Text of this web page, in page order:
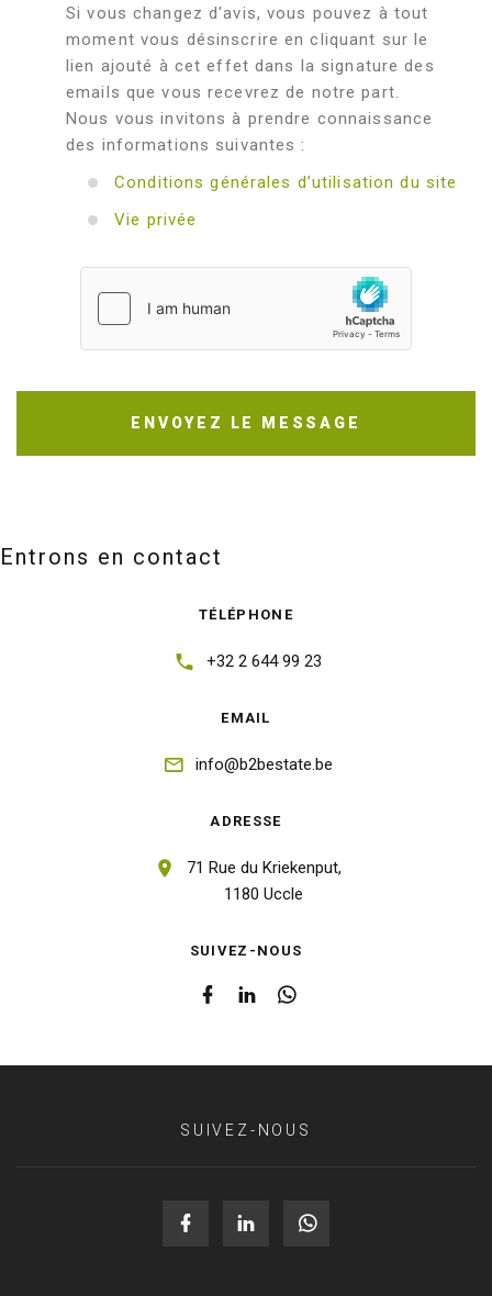
Si vous changez d'avis, vous pouvez à tout
moment vous désinscrire en cliquant sur le
lien ajouté à cet effet dans la signature des
emails que vous recevrez de notre part.
Nous vous invitons à prendre connaissance
des informations suivantes :
Conditions générales d’utilisation du site
Vie privée
ENVOYEZ LE MESSAGE
Entrons en contact
TÉLÉPHONE
+32 2 644 99 23
EMAIL
info@b2bestate.be
ADRESSE
71 Rue du Kriekenput,
1180 Uccle
SUIVEZ-NOUS
SUIVEZ-NOUS